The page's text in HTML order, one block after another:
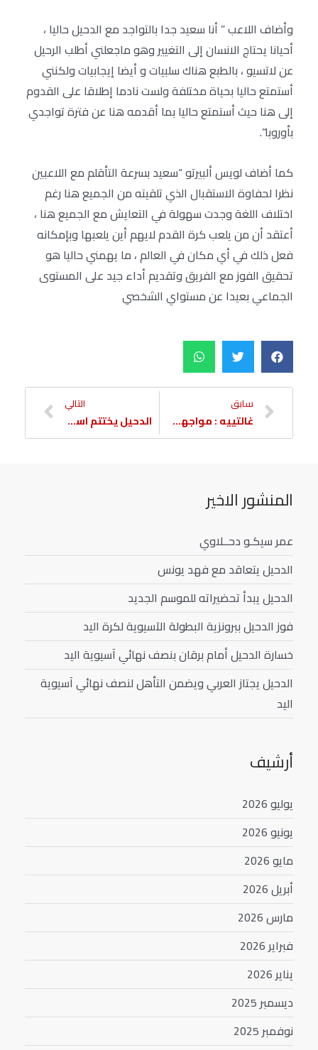
وأضاف اللاعب ” أنا سعيد جدا بالتواجد مع الدحيل حاليا ،
أحيانا يحتاج الانسان إلى التغيير وهو ماجعلني أطلب الرحيل
عن لاتسيو ، بالطبع هناك سلبيات و أيضا إيجابيات ولكنني
أستمتع حاليا بحياة مختلفة ولست نادما إطلاقا على القدوم
إلى هنا حيث أستمتع حاليا بما أقدمه هنا عن فترة تواجدي
بأوروبا”.
كما أضاف لويس ألبيرتو “سعيد بسرعة التأقلم مع اللاعبين
نظرا لحفاوة الاستقبال الذي تلقيته من الجميع هنا رغم
اختلاف اللغة وجدت سهولة في التعايش مع الجميع هنا ،
أعتقد أن من يلعب كرة القدم لايهم أين يلعبها وبإمكانه
فعل ذلك في أي مكان في العالم ، ما يهمني حاليا هو
تحقيق الفوز مع الفريق وتقديم أداء جيد على المستوى
الجماعي بعيدا عن مستواي الشخصي
سابق
غالتييه : مواجهة السد قمة مبكرة بالدوري
التالي
الدحيل يختتم استعداداته لمواجهة الغد أمام السد
المنشور الاخير
عمر سيكـو دحــلاوي
الدحيل يتعاقد مع فهد يونس
الدحيل يبدأ تحضيراته للموسم الجديد
فوز الدحيل ببرونزية البطولة الآسيوية لكرة اليد
خسارة الدحيل أمام برقان بنصف نهائي آسيوية اليد
الدحيل يجتاز العربي ويضمن التأهل لنصف نهائي آسيوية
اليد
أرشيف
يوليو 2026
يونيو 2026
مايو 2026
أبريل 2026
مارس 2026
فبراير 2026
يناير 2026
ديسمبر 2025
نوفمبر 2025